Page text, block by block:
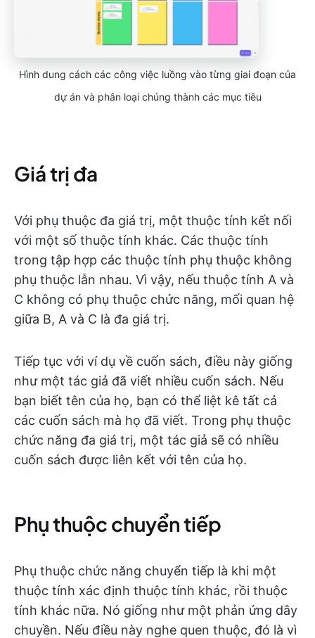
Hình dung cách các công việc luồng vào từng giai đoạn của
dự án và phân loại chúng thành các mục tiêu
Giá trị đa
Với phụ thuộc đa giá trị, một thuộc tính kết nối
với một số thuộc tính khác. Các thuộc tính
trong tập hợp các thuộc tính phụ thuộc không
phụ thuộc lẫn nhau. Vì vậy, nếu thuộc tính A và
C không có phụ thuộc chức năng, mối quan hệ
giữa B, A và C là đa giá trị.
Tiếp tục với ví dụ về cuốn sách, điều này giống
như một tác giả đã viết nhiều cuốn sách. Nếu
bạn biết tên của họ, bạn có thể liệt kê tất cả
các cuốn sách mà họ đã viết. Trong phụ thuộc
chức năng đa giá trị, một tác giả sẽ có nhiều
cuốn sách được liên kết với tên của họ.
Phụ thuộc chuyển tiếp
Phụ thuộc chức năng chuyển tiếp là khi một
thuộc tính xác định thuộc tính khác, rồi thuộc
tính khác nữa. Nó giống như một phản ứng dây
chuyền. Nếu điều này nghe quen thuộc, đó là vì